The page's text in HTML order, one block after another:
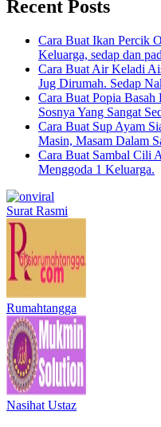
Recent Posts
Cara Buat Ikan Percik
Keluarga, sedap dan
Cara Buat Air Keladi
Jug Dirumah. Sedap
Cara Buat Popia
Sosnya Yang Sangat
Cara Buat Sup Ayam
Masin, Masam Dalam
Cara Buat Sambal Cili
Menggoda 1 Keluarga.
Surat Rasmi
Rumahtangga
Nasihat Ustaz